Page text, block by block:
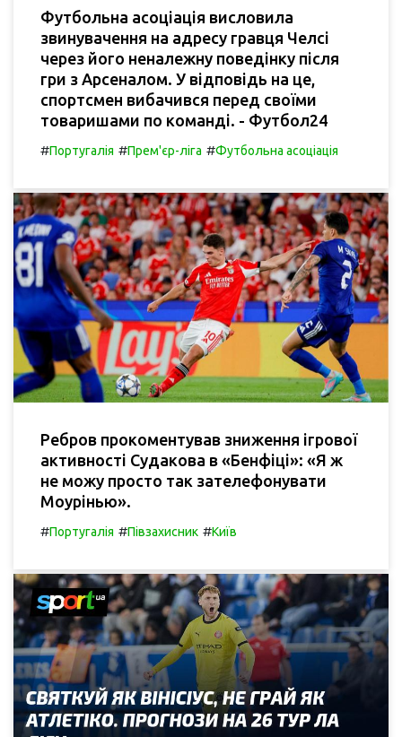
Футбольна асоціація висловила
звинувачення на адресу гравця Челсі
через його неналежну поведінку після
гри з Арсеналом. У відповідь на це,
спортсмен вибачився перед своїми
товаришами по команді. - Футбол24
#Португалія #Прем'єр-ліга #Футбольна асоціація
Ребров прокоментував зниження ігрової
активності Судакова в «Бенфіці»: «Я ж
не можу просто так зателефонувати
Моурінью».
#Португалія #Півзахисник #Київ